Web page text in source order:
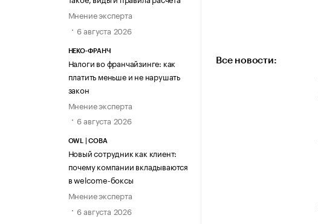
Мнение эксперта
6 августа 2026
НЕКО-ФРАНЧ
Налоги во франчайзинге: как
платить меньше и не нарушать
закон
Мнение эксперта
6 августа 2026
OWL | СОВА
Новый сотрудник как клиент:
почему компании вкладываются
в welcome-боксы
Мнение эксперта
6 августа 2026
Все новости: